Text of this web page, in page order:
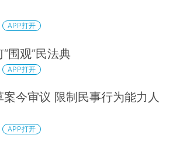
APP打开
围观”民法典
APP打开
今审议 限制民事行为能力人
APP打开